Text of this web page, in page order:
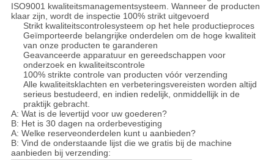
ISO9001 kwaliteitsmanagementsysteem. Wanneer de producten
klaar zijn, wordt de inspectie 100% strikt uitgevoerd
Strikt kwaliteitscontrolesysteem op het hele productieproces
Geïmporteerde belangrijke onderdelen om de hoge kwaliteit
van onze producten te garanderen
Geavanceerde apparatuur en gereedschappen voor
onderzoek en kwaliteitscontrole
100% strikte controle van producten vóór verzending
Alle kwaliteitsklachten en verbeteringsvereisten worden altijd
serieus bestudeerd, en indien redelijk, onmiddellijk in de
praktijk gebracht.
A: Wat is de levertijd voor uw goederen?
B: Het is 30 dagen na orderbevestiging
A: Welke reserveonderdelen kunt u aanbieden?
B: Vind de onderstaande lijst die we gratis bij de machine
aanbieden bij verzending: